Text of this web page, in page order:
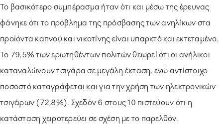
Το βασικότερο συμπέρασμα ήταν ότι και μέσω της έρευνας
φάνηκε ότι το πρόβλημα της πρόσβασης των ανηλίκων στα
προϊόντα καπνού και νικοτίνης είναι υπαρκτό και εκτεταμένο.
Το 79,5% των ερωτηθέντων πολιτών θεωρεί ότι οι ανήλικοι
καταναλώνουν τσιγάρα σε μεγάλη έκταση, ενώ αντίστοιχο
ποσοστό καταγράφεται και για την χρήση των ηλεκτρονικών
τσιγάρων (72,8%). Σχεδόν 6 στους 10 πιστεύουν ότι η
κατάσταση χειροτερεύει σε σχέση με το παρελθόν.